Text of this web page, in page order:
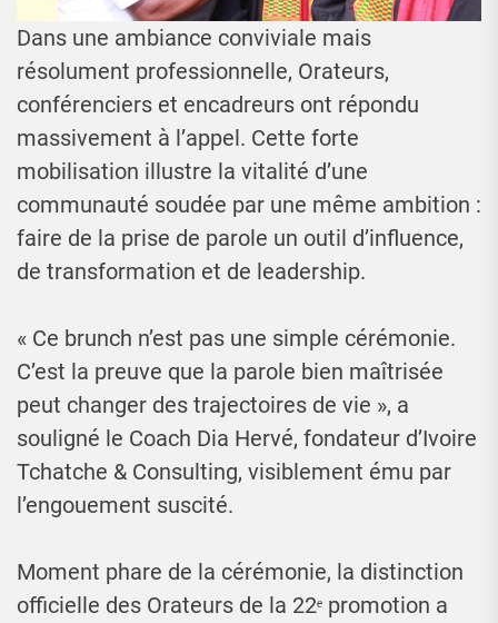
Dans une ambiance conviviale mais
résolument professionnelle, Orateurs,
conférenciers et encadreurs ont répondu
massivement à l’appel. Cette forte
mobilisation illustre la vitalité d’une
communauté soudée par une même ambition :
faire de la prise de parole un outil d’influence,
de transformation et de leadership.
« Ce brunch n’est pas une simple cérémonie.
C’est la preuve que la parole bien maîtrisée
peut changer des trajectoires de vie », a
souligné le Coach Dia Hervé, fondateur d’Ivoire
Tchatche & Consulting, visiblement ému par
l’engouement suscité.
Moment phare de la cérémonie, la distinction
officielle des Orateurs de la 22ᵉ promotion a